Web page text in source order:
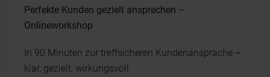
Perfekte Kunden gezielt ansprechen –
Onlineworkshop
In 90 Minuten zur treffsicheren Kundenansprache –
klar, gezielt, wirkungsvoll